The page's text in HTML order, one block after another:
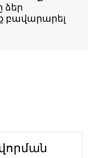
ձեր
բավարարել